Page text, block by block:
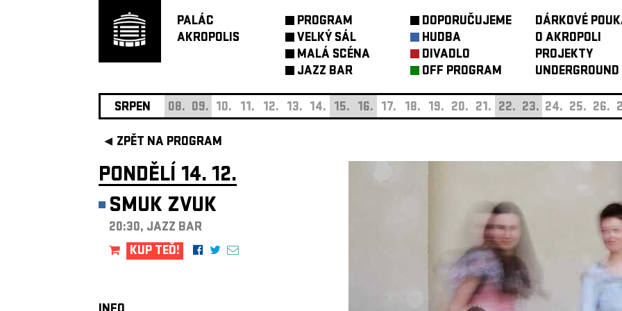
PALÁC
AKROPOLIS
PROGRAM
VELKÝ SÁL
MALÁ SCÉNA
JAZZ BAR
DOPORUČUJEME
HUDBA
DIVADLO
OFF PROGRAM
DÁRKOVÉ
O AKROPOLI
PROJEKTY
UNDERGROUND
SRPEN 08. 09. 10. 11. 12. 13. 14. 15. 16. 17. 18. 19. 20. 21. 22. 23. 24. 25. 26.
ZPĚT NA PROGRAM
PONDĚLÍ 14. 12.
SMUK ZVUK
20:30, JAZZ BAR
KUP TEĎ!